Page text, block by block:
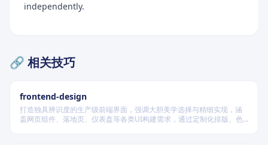
independently.
🔗 相关技巧
frontend-design
打造独具辨识度的生产级前端界面，强调大胆美学选择与精细实现，涵
盖网页组件、落地页、仪表盘等各类UI构建需求，通过定制化排版、色